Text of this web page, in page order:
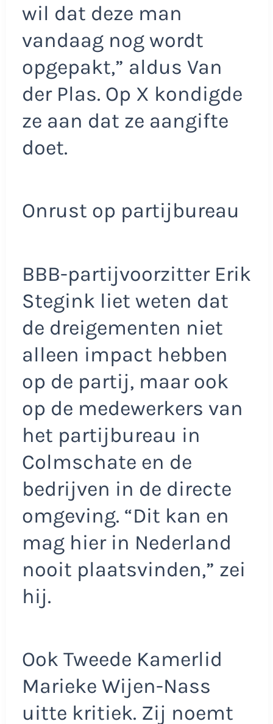
wil dat deze man
vandaag nog wordt
opgepakt,” aldus Van
der Plas. Op X kondigde
ze aan dat ze aangifte
doet.
Onrust op partijbureau
BBB-partijvoorzitter Erik
Stegink liet weten dat
de dreigementen niet
alleen impact hebben
op de partij, maar ook
op de medewerkers van
het partijbureau in
Colmschate en de
bedrijven in de directe
omgeving. “Dit kan en
mag hier in Nederland
nooit plaatsvinden,” zei
hij.
Ook Tweede Kamerlid
Marieke Wijen-Nass
uitte kritiek. Zij noemt